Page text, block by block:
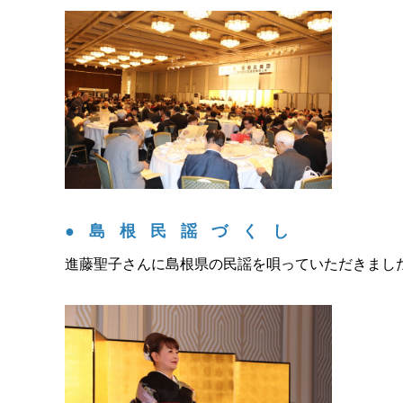
●島根民謡づくし
進藤聖子さんに島根県の民謡を唄っていただきまし